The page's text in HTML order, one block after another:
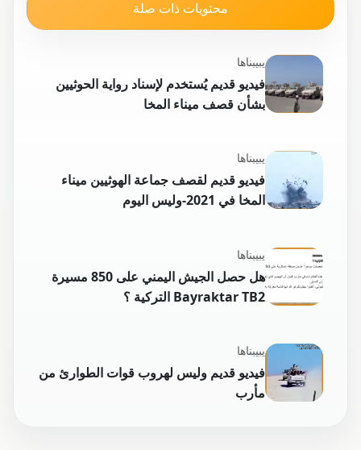
محتويات ذات صلة
يبيبناها
فيديو قديم يُستخدم لإسناد رواية الحوثيين
بشأن قصف ميناء المخا
يبيبناها
فيديو قديم لقصف جماعة الهوثيين ميناء
المخا في 2021-وليس اليوم
يبيبناها
هل حصل الجيش اليمني على 850 مسيرة
Bayraktar TB2 التركية ؟
يبيبناها
فيديو قديم وليس لهروب قوات الطوارئ من
مأرب